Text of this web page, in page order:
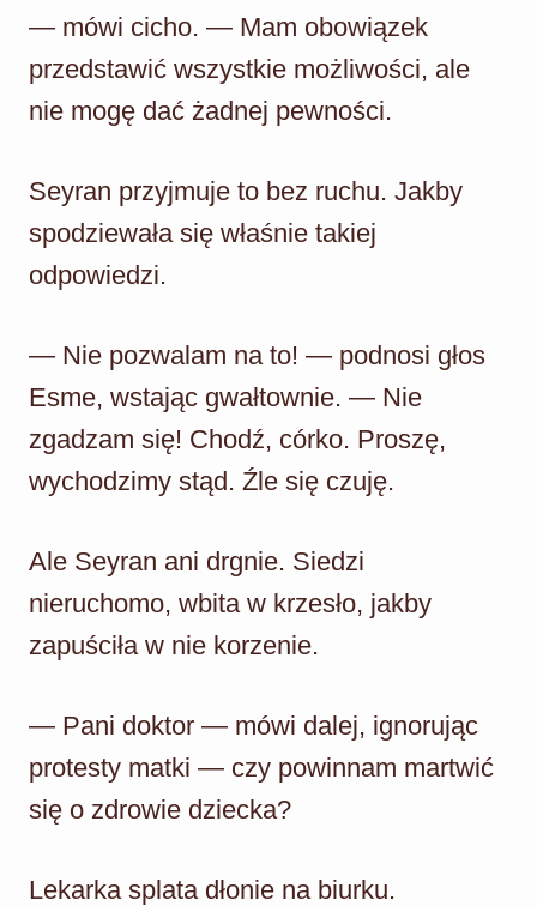
— mówi cicho. — Mam obowiązek
przedstawić wszystkie możliwości, ale
nie mogę dać żadnej pewności.
Seyran przyjmuje to bez ruchu. Jakby
spodziewała się właśnie takiej
odpowiedzi.
— Nie pozwalam na to! — podnosi głos
Esme, wstając gwałtownie. — Nie
zgadzam się! Chodź, córko. Proszę,
wychodzimy stąd. Źle się czuję.
Ale Seyran ani drgnie. Siedzi
nieruchomo, wbita w krzesło, jakby
zapuściła w nie korzenie.
— Pani doktor — mówi dalej, ignorując
protesty matki — czy powinnam martwić
się o zdrowie dziecka?
Lekarka splata dłonie na biurku.